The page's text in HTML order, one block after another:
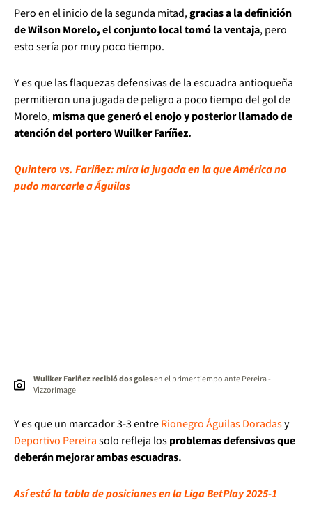
Pero en el inicio de la segunda mitad,gracias a la definición
de Wilson Morelo, el conjunto local tomó la ventaja, pero
esto sería por muy poco tiempo.
Y es que las flaquezas defensivas de la escuadra antioqueña
permitieron una jugada de peligro a poco tiempo del gol de
Morelo,misma que generó el enojo y posterior llamado de
atención del portero Wuilker Faríñez.
Quintero vs. Fariñez: mira la jugada en la que América no
pudo marcarle a Águilas
Wuilker Fariñez recibió dos golesen el primer tiempo ante Pereira -
VizzorImage
Y es que un marcador 3-3 entreRionegro Águilas Doradasy
Deportivo Pereirasolo refleja losproblemas defensivos que
deberán mejorar ambas escuadras.
Así está la tabla de posiciones en la Liga BetPlay 2025-1